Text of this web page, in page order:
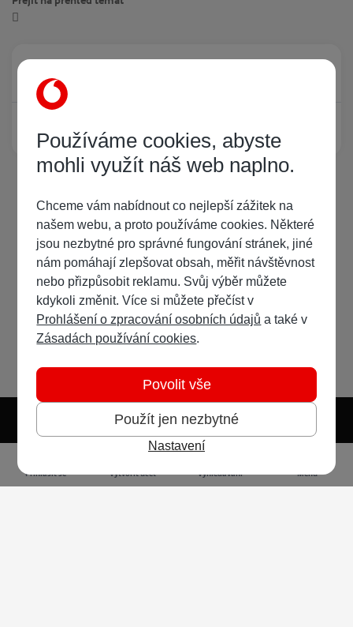
Žádný registrovaný uživatel si neprohlíží tuto stránku
Světlý režim Předvolba systému
Přihlásit se Vytvořit účet Vyhledávání Menu
Používáme cookies, abyste
mohli využít náš web naplno.
Chceme vám nabídnout co nejlepší zážitek na
našem webu, a proto používáme cookies. Některé
jsou nezbytné pro správné fungování stránek, jiné
nám pomáhají zlepšovat obsah, měřit návštěvnost
nebo přizpůsobit reklamu. Svůj výběr můžete
kdykoli změnit. Více si můžete přečíst v
Prohlášení o zpracování osobních údajů a také v
Zásadách používání cookies.
Použít jen nezbytné
Povolit vše
Nastavení